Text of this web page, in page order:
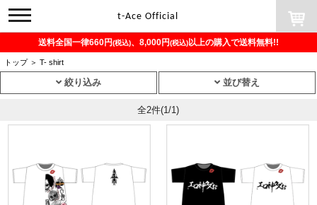
toggle
navigation
t-Ace Official
送料全国一律660円(税込)、8,000円(税込)以上の購入で送料無料!!
トップ ＞ T- shirt
絞り込み 並び替え
全2件(1/1)